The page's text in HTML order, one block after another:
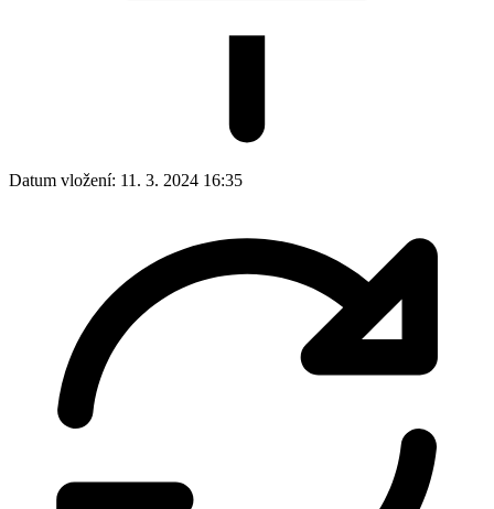
Datum vložení: 11. 3. 2024 16:35